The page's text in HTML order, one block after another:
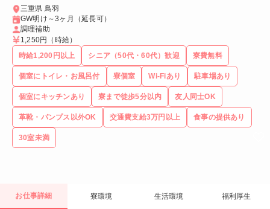
三重県 鳥羽
GW明け～3ヶ月（延長可）
調理補助
1,250円 （時給）
時給1,200円以上
シニア（50代・60代）歓迎 寮費無料
個室にトイレ・お風呂付 寮個室 Wi-Fiあり 駐車場あり
個室にキッチンあり 寮まで徒歩5分以内 友人同士OK
革靴・パンプス以外OK 交通費支給3万円以上 食事の提供あり
30室未満
お仕事詳細 寮環境 生活環境 福利厚生